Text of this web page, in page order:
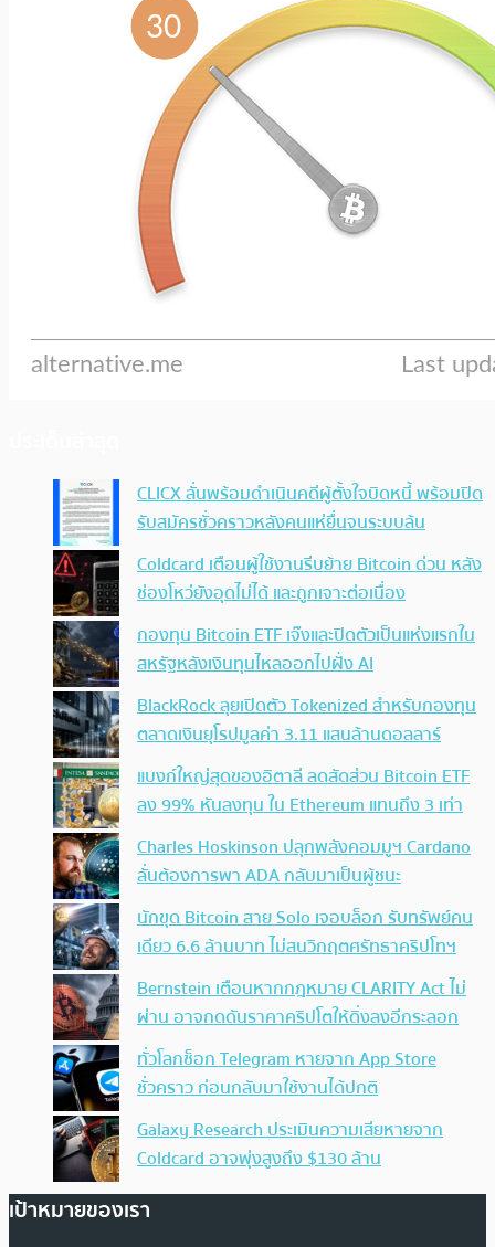
CLICX ลั่นพร้อมดำเนินคดีผู้ตั้งใจบิดหนี้ พร้อมปิด
รับสมัครชั่วคราวหลังคนแห่ยื่นจนระบบล้น
Coldcard เตือนผู้ใช้งานรีบย้าย Bitcoin ด่วน หลัง
ช่องโหว่ยังอุดไม่ได้ และถูกเจาะต่อเนื่อง
กองทุน Bitcoin ETF เจ๊งและปิดตัวเป็นแห่งแรกใน
สหรัฐหลังเงินทุนไหลออกไปฝั่ง AI
BlackRock ลุยเปิดตัว Tokenized สำหรับกองทุน
ตลาดเงินยุโรปมูลค่า 3.11 แสนล้านดอลลาร์
แบงก์ใหญ่สุดของอิตาลี ลดสัดส่วน Bitcoin ETF
ลง 99% หันลงทุน ใน Ethereum แทนถึง 3 เท่า
Charles Hoskinson ปลุกพลังคอมมูฯ Cardano
ลั่นต้องการพา ADA กลับมาเป็นผู้ชนะ
นักขุด Bitcoin สาย Solo เจอบล็อก รับทรัพย์คน
เดียว 6.6 ล้านบาท ไม่สนวิกฤตศรัทธาคริปโทฯ
Bernstein เตือนหากกฎหมาย CLARITY Act ไม่
ผ่าน อาจกดดันราคาคริปโตให้ดิ่งลงอีกระลอก
ทั่วโลกช็อก Telegram หายจาก App Store
ชั่วคราว ก่อนกลับมาใช้งานได้ปกติ
Galaxy Research ประเมินความเสียหายจาก
Coldcard อาจพุ่งสูงถึง $130 ล้าน
เป้าหมายของเรา